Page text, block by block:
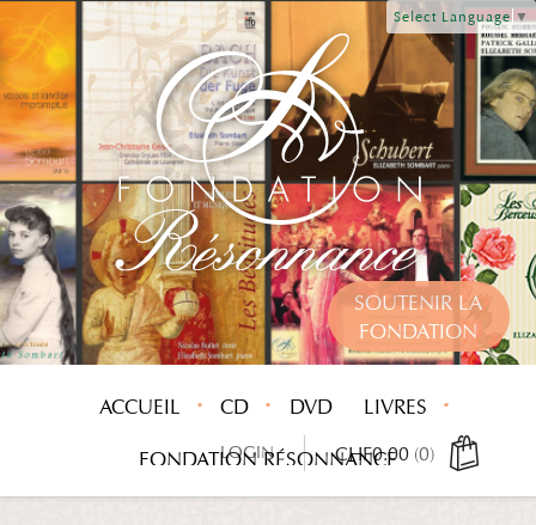
Select Language ▼
SOUTENIR LA
FONDATION
ACCUEIL CD DVD LIVRES
FONDATION RÉSONNANCE
CHF0.00 (0)
LOGIN